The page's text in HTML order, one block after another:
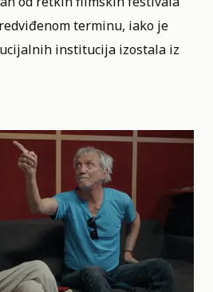
terminu, iako je
institucija izostala iz